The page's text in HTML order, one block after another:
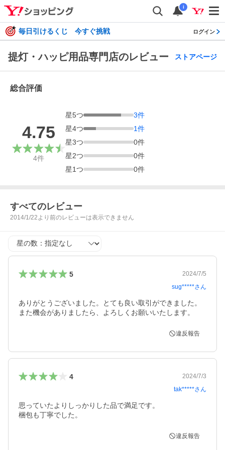
i
毎日引けるくじ 今すぐ挑戦 ログイン
提灯・ハッピ用品専門店のレビュー ストアページ
総合評価
4.75
4件
星5つ 3件
星4つ 1件
星3つ 0件
星2つ 0件
星1つ 0件
すべてのレビュー
2014/1/22より前のレビューは表示できません
星の数
5
2024/7/5
sug*****さん
ありがとうございました。とても良い取引ができました。
また機会がありましたら、よろしくお願いいたします。
違反報告
4
2024/7/3
tak*****さん
思っていたよりしっかりした品で満足です。
梱包も丁寧でした。
違反報告